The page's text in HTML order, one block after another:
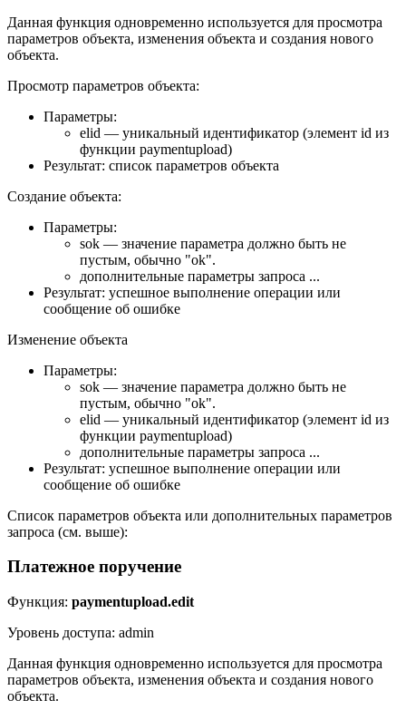
Данная функция одновременно используется для просмотра
параметров объекта, изменения объекта и создания нового
объекта.
Просмотр параметров объекта:
Параметры:
elid — уникальный идентификатор (элемент id из
функции paymentupload)
Результат: список параметров объекта
Создание объекта:
Параметры:
sok — значение параметра должно быть не
пустым, обычно "ok".
дополнительные параметры запроса ...
Результат: успешное выполнение операции или
сообщение об ошибке
Изменение объекта
Параметры:
sok — значение параметра должно быть не
пустым, обычно "ok".
elid — уникальный идентификатор (элемент id из
функции paymentupload)
дополнительные параметры запроса ...
Результат: успешное выполнение операции или
сообщение об ошибке
Список параметров объекта или дополнительных параметров
запроса (см. выше):
Платежное поручение
Функция: paymentupload.edit
Уровень доступа: admin
Данная функция одновременно используется для просмотра
параметров объекта, изменения объекта и создания нового
объекта.